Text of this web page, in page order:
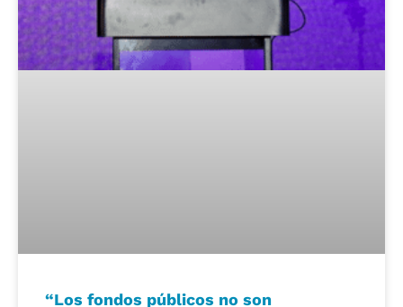
“Los fondos públicos no son